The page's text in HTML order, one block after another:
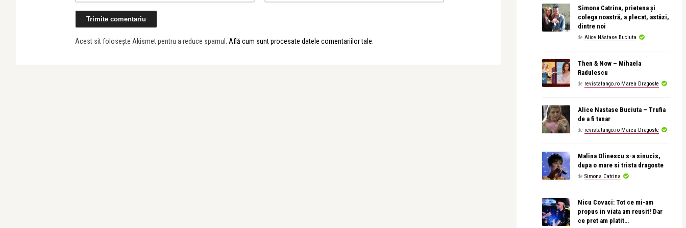
Acest sit folosește Akismet pentru a reduce spamul. Află cum sunt procesate datele comentariilor tale
Simona Catrina, prietena și
colega noastră, a plecat, astăzi,
dintre noi
de Alice Năstase Buciuta
Then & Now – Mihaela
Radulescu
de revistatango.ro Marea Dragoste
Alice Nastase Buciuta – Trufia
de a fi tanar
de revistatango.ro Marea Dragoste
Malina Olinescu s-a sinucis,
dupa o mare si trista dragoste
de Simona Catrina
Nicu Covaci: Tot ce mi-am
propus in viata am reusit! Dar
ce pret am platit…